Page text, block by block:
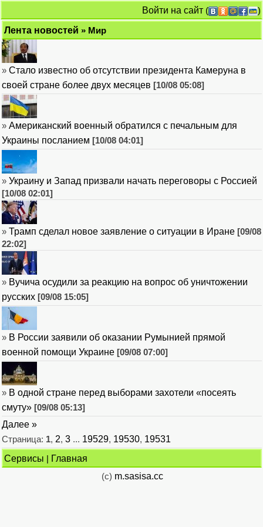
Войти на сайт (
)
Лента новостей » Мир
» Стало известно об отсутствии президента Камеруна в
своей стране более двух месяцев [10/08 05:08]
» Американский военный обратился с печальным для
Украины посланием [10/08 04:01]
» Украину и Запад призвали начать переговоры с Россией
[10/08 02:01]
» Трамп сделал новое заявление о ситуации в Иране [09/08
22:02]
» Вучича осудили за реакцию на вопрос об уничтожении
русских [09/08 15:05]
» В России заявили об оказании Румынией прямой
военной помощи Украине [09/08 07:00]
» В одной стране перед выборами захотели «посеять
смуту» [09/08 05:13]
Далее »
Страница: 1, 2, 3 ... 19529, 19530, 19531
Сервисы | Главная
(c) m.sasisa.cc